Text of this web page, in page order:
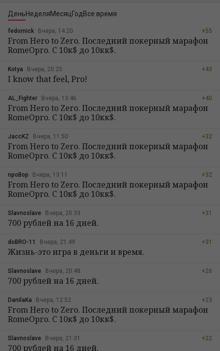
ДеньНеделяМесяц Год Все время
fedornick Вчера, 14:20 +55
From Hero to Zero. Последний покерный марафон
RomeOpro. С 10к$ до 10кк$.
Kotya Вчера, 20:25 +43
I know that feel, Pro!
AL_Fighter Вчера, 13:46 +40
From Hero to Zero. Последний покерный марафон
RomeOpro. С 10к$ до 10кк$.
JaccKZ Вчера, 11:50 +32
From Hero to Zero. Последний покерный марафон
RomeOpro. С 10к$ до 10кк$.
npoBop Вчера, 13:11 +32
From Hero to Zero. Последний покерный марафон
RomeOpro. С 10к$ до 10кк$.
Slavnoslave Вчера, 20:33 +31
700 рублей на 16 дней.
doBRO-11 Вчера, 21:49 +31
Жизнь-это игра в деньги и время.
Slavnoslave Вчера, 20:48 +26
700 рублей на 16 дней.
DanilaKa Вчера, 12:52 +23
From Hero to Zero. Последний покерный марафон
RomeOpro. С 10к$ до 10кк$.
Slavnoslave Вчера, 21:31 +22
700 рублей на 16 дней.